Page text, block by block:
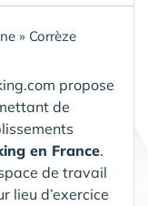
» Corrèze
propose
de
en France.
de travail
lieu d’exercice